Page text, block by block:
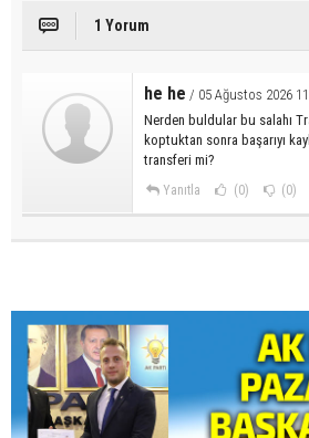
1 Yorum
he he / 05 Ağustos 2026
Nerden buldular bu salahı
koptuktan sonra başarıyı
transferi mi?
Yanıtla (0) (0)